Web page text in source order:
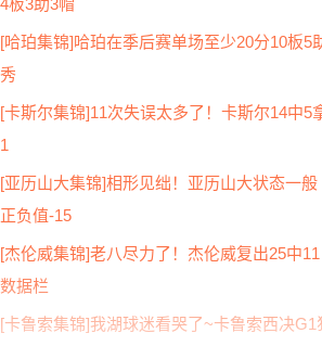
4板3助3帽
[哈珀集锦]哈珀在季后赛单场至少20分10板5
秀
[卡斯尔集锦]11次失误太多了！卡斯尔14中5
1
[亚历山大集锦]相形见绌！亚历山大状态一
正负值-15
[杰伦威集锦]老八尽力了！杰伦威复出25中
数据栏
[卡鲁索集锦]我湖球迷看哭了~卡鲁索西决G1